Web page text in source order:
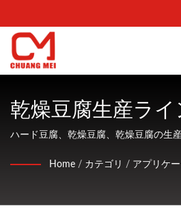
乾燥豆腐生産ラ
からの食品成形、
グ＆調理機械の製
ハード豆腐、乾燥豆腐、乾燥豆腐の生
械の製造に特化し、顧客に親切なサー
Home / カテゴリ / アプリケ